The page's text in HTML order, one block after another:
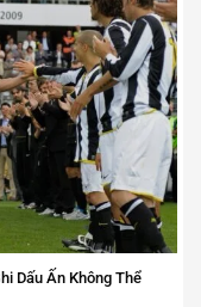
Dấu Ấn Không Thể